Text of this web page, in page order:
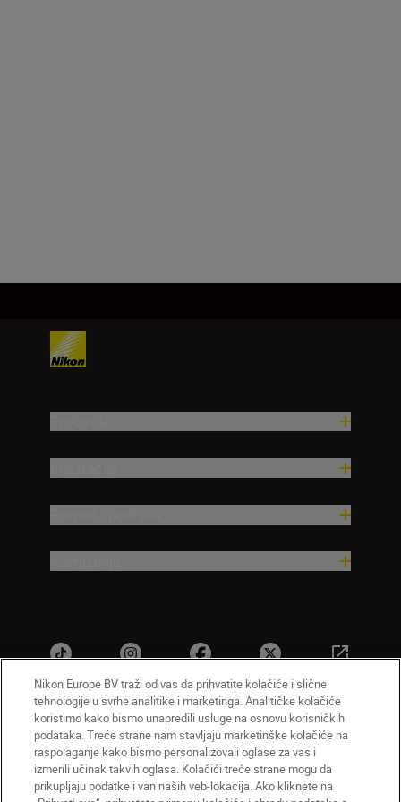
SR Nikon Sites
Kontaktirajte nas
Smernice o privatnosti
Uslovi korišćenja
Napomena o kolačićima
Nikon Europe BV traži od vas da prihvatite kolačiće i slične
tehnologije u svrhe analitike i marketinga. Analitičke kolačiće
koristimo kako bismo unapredili usluge na osnovu korisničkih
podataka. Treće strane nam stavljaju marketinške kolačiće na
raspolaganje kako bismo personalizovali oglase za vas i
izmerili učinak takvih oglasa. Kolačići treće strane mogu da
prikupljaju podatke i van naših veb-lokacija. Ako kliknete na